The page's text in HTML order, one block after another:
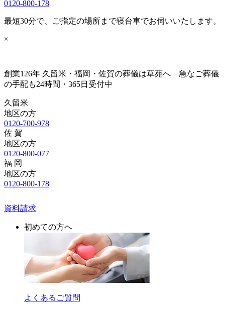
0120-800-178
最短30分で、ご指定の場所まで寝台車でお伺いいたします。
×
創業126年 久留米・福岡・佐賀の葬儀は草苑へ 急なご葬儀
の手配も24時間・365日受付中
久留米
地区の方
0120-700-978
佐 賀
地区の方
0120-800-077
福 岡
地区の方
0120-800-178
資料請求
初めての方へ
よくあるご質問